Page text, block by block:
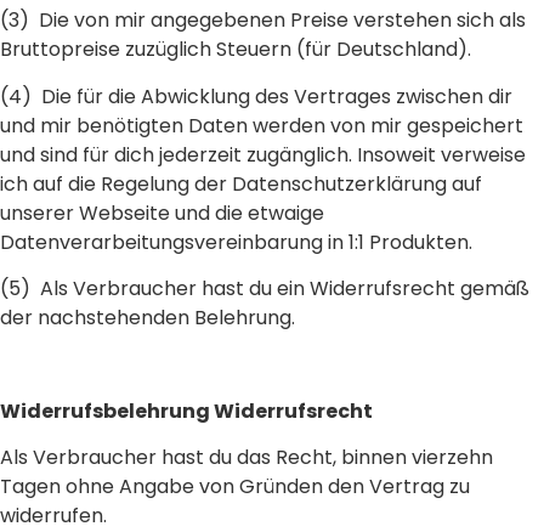
(3) Die von mir angegebenen Preise verstehen sich als
Bruttopreise zuzüglich Steuern (für Deutschland).
(4) Die für die Abwicklung des Vertrages zwischen dir
und mir benötigten Daten werden von mir gespeichert
und sind für dich jederzeit zugänglich. Insoweit verweise
ich auf die Regelung der Datenschutzerklärung auf
unserer Webseite und die etwaige
Datenverarbeitungsvereinbarung in 1:1 Produkten.
(5) Als Verbraucher hast du ein Widerrufsrecht gemäß
der nachstehenden Belehrung.
Widerrufsbelehrung Widerrufsrecht
Als Verbraucher hast du das Recht, binnen vierzehn
Tagen ohne Angabe von Gründen den Vertrag zu
widerrufen.